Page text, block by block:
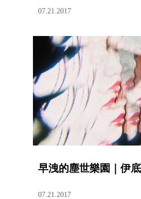
07.21.2017
早洩的塵世樂園｜伊
07.21.2017